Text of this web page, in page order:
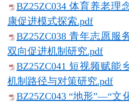
BZ25ZC034 体育养老理
康促进模式探索.pdf
BZ25ZC038 青年志愿服
双向促进机制研究.pdf
BZ25ZC041 短视频赋能
机制路径与对策研究.pdf
BZ25ZC043 “地形”—“